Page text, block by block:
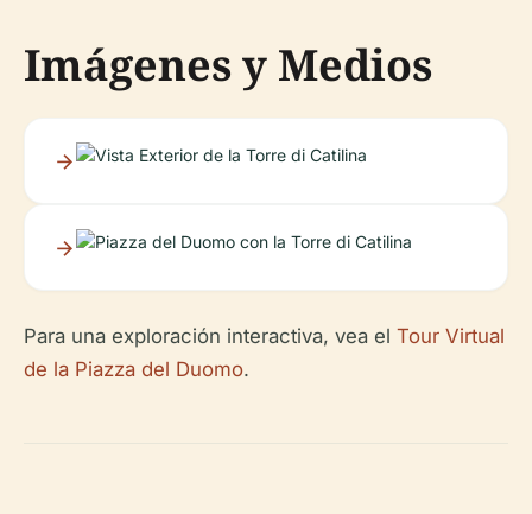
Imágenes y Medios
Para una exploración interactiva, vea el Tour Virtual
de la Piazza del Duomo.